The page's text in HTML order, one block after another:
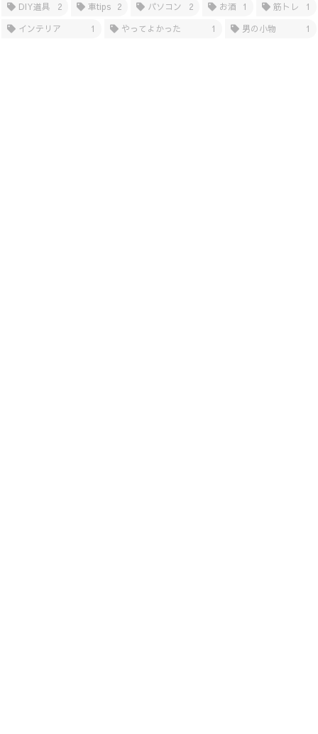
DIY道具
2 車tips 2 パソコン 2 お酒 1 筋トレ
1
インテリア
1 やってよかった 1 男の小物 1